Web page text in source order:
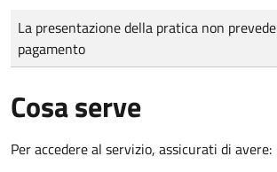
Tipo di pagamento
Importo
La presentazione della pratica non
pagamento
Cosa serve
Per accedere al servizio, assicurati di avere: